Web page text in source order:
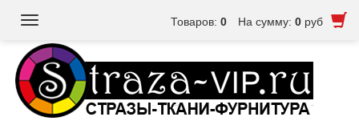
Товаров: 0 На сумму: 0 руб
Toggle